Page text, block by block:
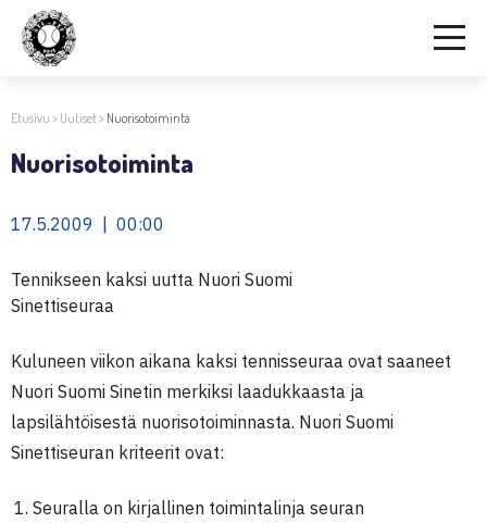
Etusivu > Uutiset> Nuorisotoiminta
Nuorisotoiminta
17.5.2009 | 00:00
Tennikseen kaksi uutta Nuori Suomi
Sinettiseuraa
Kuluneen viikon aikana kaksi tennisseuraa ovat saaneet
Nuori Suomi Sinetin merkiksi laadukkaasta ja
lapsilähtöisestä nuorisotoiminnasta. Nuori Suomi
Sinettiseuran kriteerit ovat:
Seuralla on kirjallinen toimintalinja seuran